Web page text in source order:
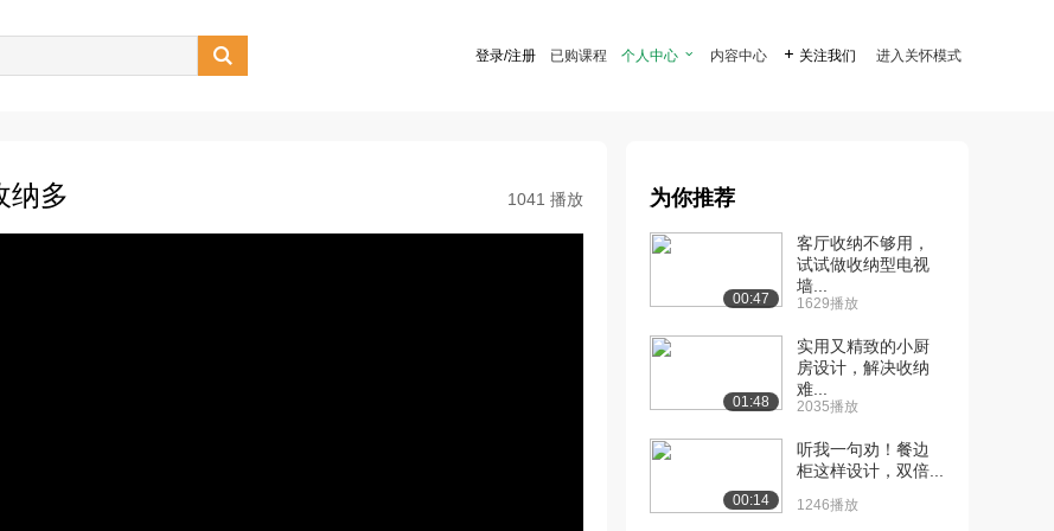
 登录/注册 已购课程 个人中心  内容中心  关注我们 进入关怀模式
纳多 1041 播放 为你推荐
00:47
客厅收纳不够用，
试试做收纳型电视
墙...
1629播放
01:48
实用又精致的小厨
房设计，解决收纳
难...
2035播放
00:14
听我一句劝！餐边
柜这样设计，双倍...
1246播放